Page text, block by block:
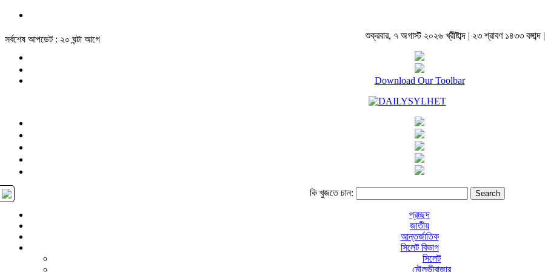
সর্বশেষ আপডেট : ২০ ঘন্টা আগে শুক্রবার, ৭ অগাস্ট ২০২৬ খ্রীষ্টাব্দ | ২৩ শ্রাবণ ১৪৩৩ বঙ্গাব্দ |
Download Our Toolbar
কি খুজতে চান:
প্রচ্ছদ
জাতীয়
আন্তর্জাতিক
সিলেট বিভাগ
সিলেট
মৌলভীবাজার